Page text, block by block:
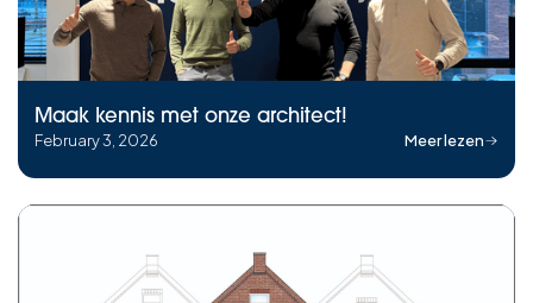
Maak kennis met onze architect!
February 3, 2026
Meer lezen